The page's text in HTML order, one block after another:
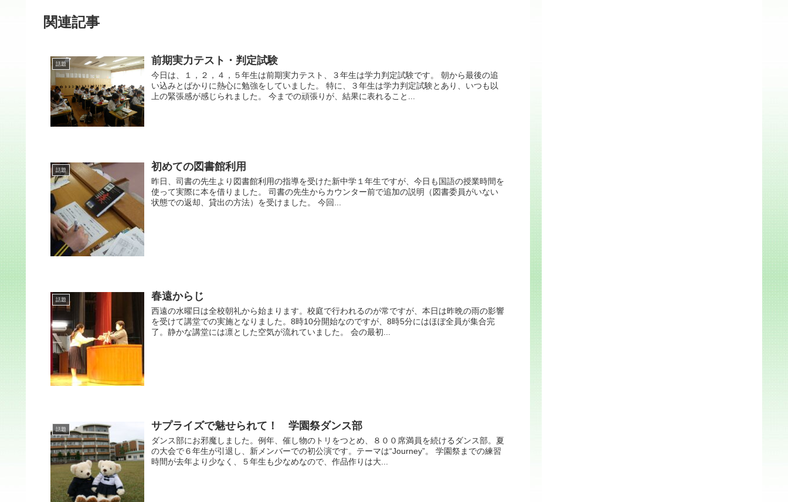
関連記事
話題 前期実力テスト・判定試験
今日は、１，２，４，５年生は前期実力テスト、３年生は学力判定試験です。 朝から最後の追
い込みとばかりに熱心に勉強をしていました。 特に、３年生は学力判定試験とあり、いつも以
上の緊張感が感じられました。 今までの頑張りが、結果に表れること...
話題 初めての図書館利用
昨日、司書の先生より図書館利用の指導を受けた新中学１年生ですが、今日も国語の授業時間を
使って実際に本を借りました。 司書の先生からカウンター前で追加の説明（図書委員がいない
状態での返却、貸出の方法）を受けました。 今回...
話題 春遠からじ
西遠の水曜日は全校朝礼から始まります。校庭で行われるのが常ですが、本日は昨晩の雨の影響
を受けて講堂での実施となりました。8時10分開始なのですが、8時5分にはほぼ全員が集合完
了。静かな講堂には凛とした空気が流れていました。 会の最初...
話題 サプライズで魅せられて！ 学園祭ダンス部
ダンス部にお邪魔しました。例年、催し物のトリをつとめ、８００席満員を続けるダンス部。夏
の大会で６年生が引退し、新メンバーでの初公演です。テーマは“Journey”。 学園祭までの練習
時間が去年より少なく、５年生も少なめなので、作品作りは大...